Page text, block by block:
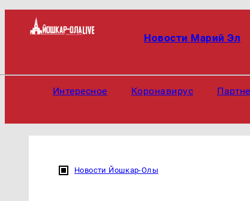
Новости Марий Эл
Интересное Коронавирус
Новости Йошкар-Олы